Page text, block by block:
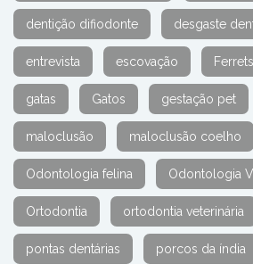
dentição difiodonte desgaste
entrevista escovação Ferrets
gatas Gatos gestação pet
maloclusão maloclusão coelho
Odontologia felina Odontologia
Ortodontia ortodontia veterinária
pontas dentárias porcos da índia